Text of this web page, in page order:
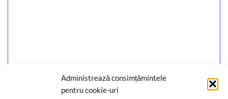
Administrează consimțămintele
pentru cookie-uri
Pandantiv din ametist, pe siret negru – model deosebit !
138,00